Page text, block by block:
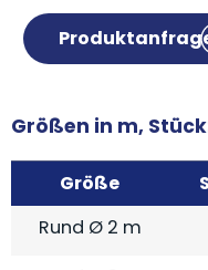
Größen in m,
Größe
Rund Ø 2 m